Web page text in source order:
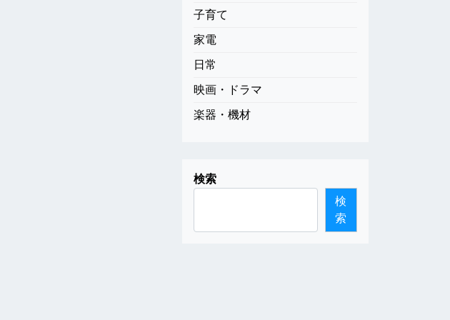
子育て
家電
日常
映画・ドラマ
楽器・機材
検索
検
索